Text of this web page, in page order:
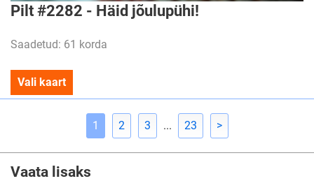
Pilt #2282 - Häid jõulupühi!
Saadetud: 61 korda
Vali kaart
1 2 3 ... 23 >
Vaata lisaks